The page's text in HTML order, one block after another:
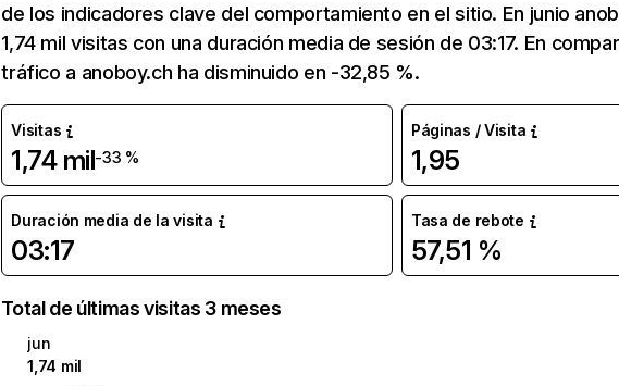
de los indicadores clave del comportamiento en el sitio. En junio
1,74 mil visitas con una duración media de sesión de 03:17. En
tráfico a anoboy.ch ha disminuido en -32,85 %.
Visitas
1,74 mil-33 %
Páginas / Visita
1,95
Duración media de la visita
03:17
Tasa de rebote
57,51 %
Total de últimas visitas 3 meses
jun
1,74 mil